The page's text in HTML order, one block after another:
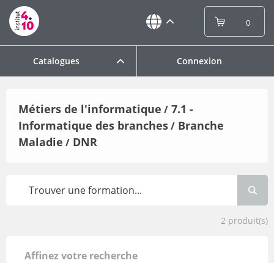
Catalogues Connexion
0
Métiers de l'informatique / 7.1 -
Informatique des branches/ Branche
Maladie / DNR
2 produit(s)
Affinez votre recherche